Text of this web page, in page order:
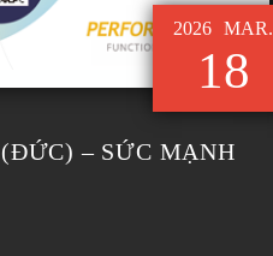
2026 MAR.
18
(ĐỨC) – SỨC MẠNH